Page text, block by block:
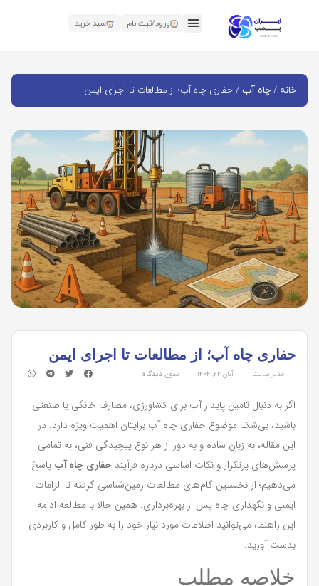
ورود/ثبت نام سبد خرید
خانه / چاه آب / حفاری چاه آب؛ از مطالعات تا اجرای ایمن
حفاری چاه آب؛ از مطالعات تا اجرای ایمن
مدیر سایت آبان ۲۲, ۱۴۰۴ بدون دیدگاه
اگر به دنبال تامین پایدار آب برای کشاورزی، مصارف خانگی یا صنعتی
باشید، بی‌شک موضوع حفاری چاه آب برایتان اهمیت ویژه دارد. در
این مقاله، به زبان ساده و به دور از هر نوع پیچیدگی فنی، به تمامی
پرسش‌های پرتکرار و نکات اساسی درباره فرآیند حفاری چاه آب پاسخ
می‌دهیم؛ از نخستین گام‌های مطالعات زمین‌شناسی گرفته تا الزامات
ایمنی و نگهداری چاه پس از بهره‌برداری. همین حالا با مطالعه ادامه
این راهنما، می‌توانید اطلاعات مورد نیاز خود را به طور کامل و کاربردی
بدست آورید.
خلاصه مطلب